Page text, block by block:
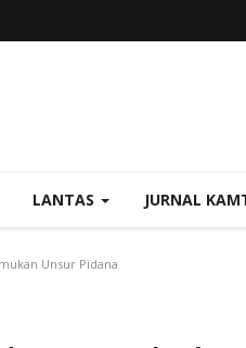
LANTAS JURNAL
Unsur Pidana